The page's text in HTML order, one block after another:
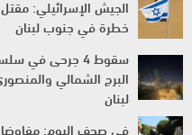
خطرة في جنوب لبنان
سقوط 4 جرحى في
البرج الشمالي
لبنان
في صحف اليوم: مفاوضات